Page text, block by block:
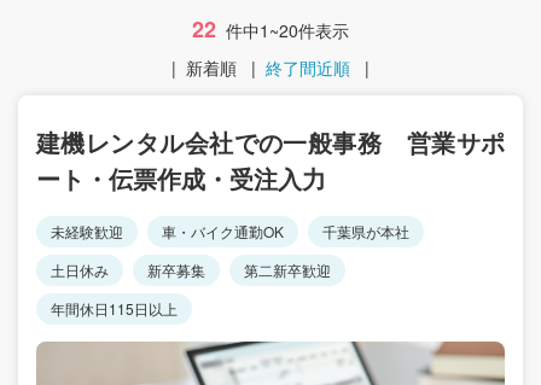
22 件中1~20件表示
| 新着順 | 終了間近順 |
建機レンタル会社での一般事務 営業サポ
ート・伝票作成・受注入力
未経験歓迎 車・バイク通勤OK
千葉県が本社
土日休み
新卒募集
第二新卒歓迎
年間休日115日以上